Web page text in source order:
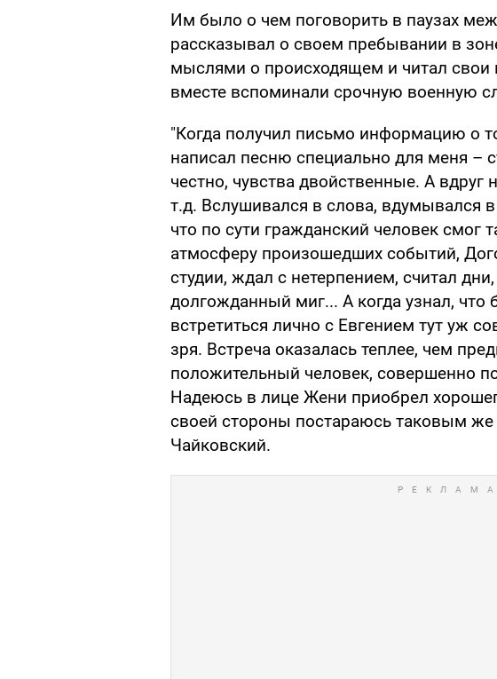
Им было о чем поговорить в паузах
рассказывал о своем пребывании в
мыслями о происходящем и читал свои
вместе вспоминали срочную военную
"Когда получил письмо информацию о
написал песню специально для меня –
честно, чувства двойственные. А вдруг
т.д. Вслушивался в слова, вдумывался
что по сути гражданский человек смог
атмосферу произошедших событий,
студии, ждал с нетерпением, считал
долгожданный миг... А когда узнал, что
встретиться лично с Евгением тут уж
зря. Встреча оказалась теплее, чем
положительный человек, совершенно
Надеюсь в лице Жени приобрел
своей стороны постараюсь таковым же
Чайковский.